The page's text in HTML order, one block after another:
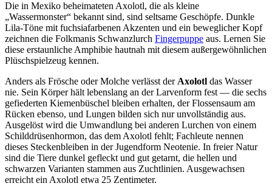
Die in Mexiko beheimateten Axolotl, die als kleine
„Wassermonster“ bekannt sind, sind seltsame Geschöpfe. Dunkle
Lila-Töne mit fuchsiafarbenen Akzenten und ein beweglicher Kopf
zeichnen die Folkmanis Schwanzlurch Fingerpuppe aus. Lernen Sie
diese erstaunliche Amphibie hautnah mit diesem außergewöhnlichen
Plüschspielzeug kennen.
Anders als Frösche oder Molche verlässt der Axolotl das Wasser
nie. Sein Körper hält lebenslang an der Larvenform fest — die sechs
gefiederten Kiemenbüschel bleiben erhalten, der Flossensaum am
Rücken ebenso, und Lungen bilden sich nur unvollständig aus.
Ausgelöst wird die Umwandlung bei anderen Lurchen von einem
Schilddrüsenhormon, das dem Axolotl fehlt; Fachleute nennen
dieses Steckenbleiben in der Jugendform Neotenie. In freier Natur
sind die Tiere dunkel gefleckt und gut getarnt, die hellen und
schwarzen Varianten stammen aus Zuchtlinien. Ausgewachsen
erreicht ein Axolotl etwa 25 Zentimeter.